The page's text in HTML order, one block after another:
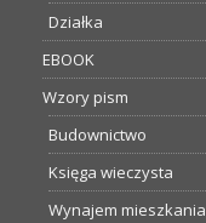
Działka
EBOOK
Wzory pism
Budownictwo
Księga wieczysta
Wynajem mieszkania